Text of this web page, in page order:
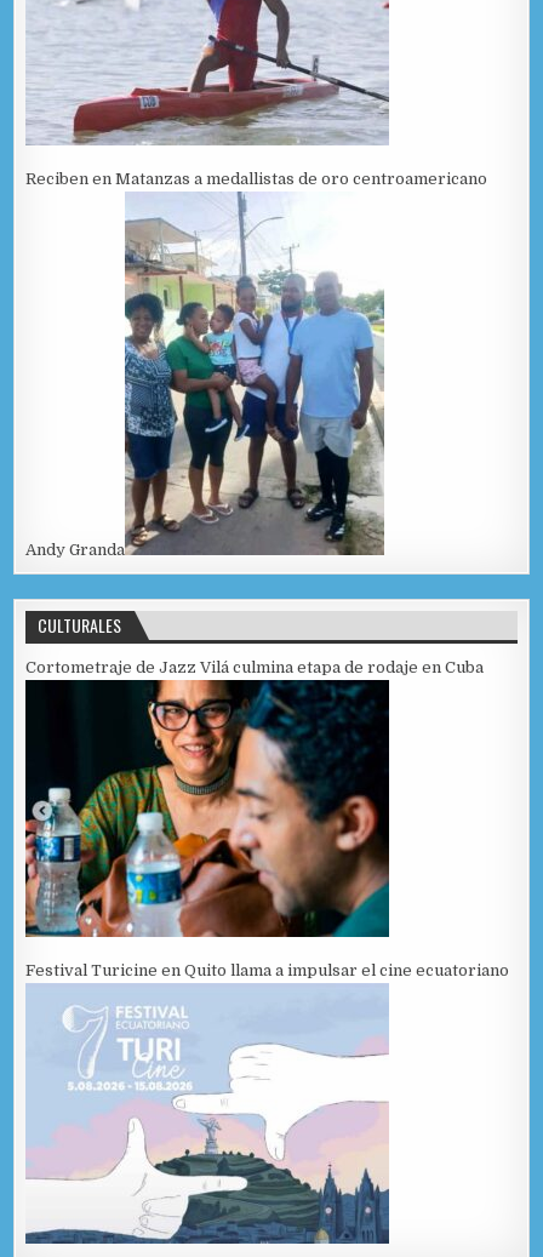
Reciben en Matanzas a medallistas de oro centroamericano
Andy Granda
CULTURALES
Cortometraje de Jazz Vilá culmina etapa de rodaje en Cuba
Festival Turicine en Quito llama a impulsar el cine ecuatoriano